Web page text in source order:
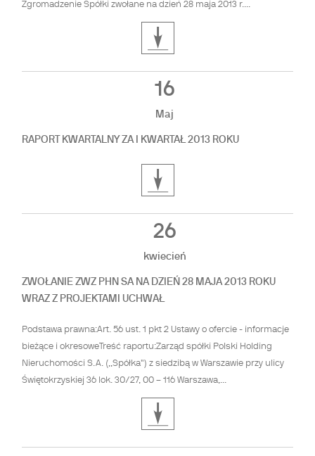
Zgromadzenie Spółki zwołane na dzień 28 maja 2013 r....
16
Maj
RAPORT KWARTALNY ZA I KWARTAŁ 2013 ROKU
26
kwiecień
ZWOŁANIE ZWZ PHN SA NA DZIEŃ 28 MAJA 2013 ROKU
WRAZ Z PROJEKTAMI UCHWAŁ
Podstawa prawna:Art. 56 ust. 1 pkt 2 Ustawy o ofercie - informacje
bieżące i okresoweTreść raportu:Zarząd spółki Polski Holding
Nieruchomości S.A. (,,Spółka") z siedzibą w Warszawie przy ulicy
Świętokrzyskiej 36 lok. 30/27, 00 – 116 Warszawa,...